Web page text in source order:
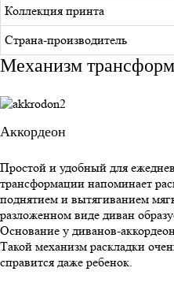
Коллекция принта
Страна-производитель
Механизм
Аккордеон
Простой и удобный для
трансформации напоминает
поднятием и вытягиванием
разложенном виде диван
Основание у диванов-
Такой механизм раскладки
справится даже ребенок.